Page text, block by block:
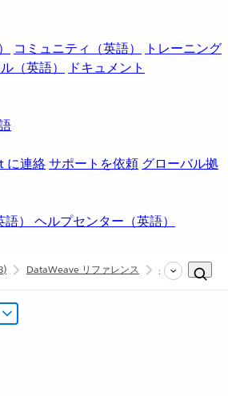
コミュニティ（英語）
トレーニング
（英語）
ドキュメント
に連絡サポートを依頼 グローバル拠
） ヘルプセンター（英語）
DataWeave リファレンス dw::util::Math